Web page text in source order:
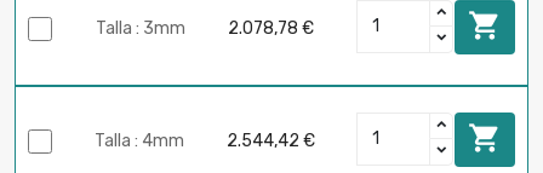
Talla : 3mm 2.078,78 € 
Talla : 4mm 2.544,42 € 